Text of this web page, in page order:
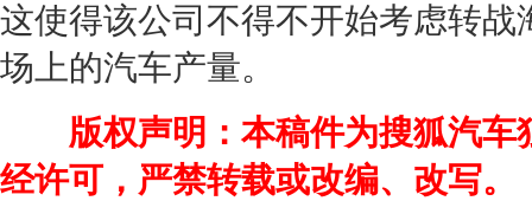
这使得该公司不得不开始考虑转
场上的汽车产量。
版权声明：本稿件为搜狐汽
经许可，严禁转载或改编、改写。